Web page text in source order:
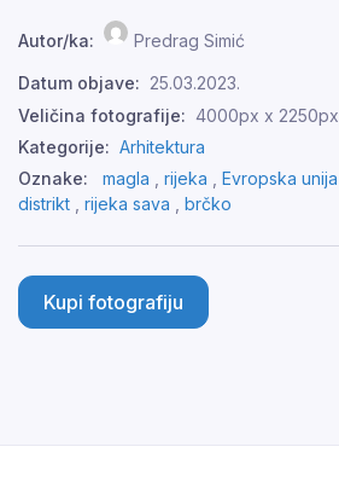
Autor/ka: Predrag Simić
Datum objave: 25.03.2023.
Veličina fotografije: 4000px x 2250px
Kategorije: Arhitektura
Oznake:
magla rijeka Evropska unija
distrikt
rijeka sava brčko
Kupi fotografiju